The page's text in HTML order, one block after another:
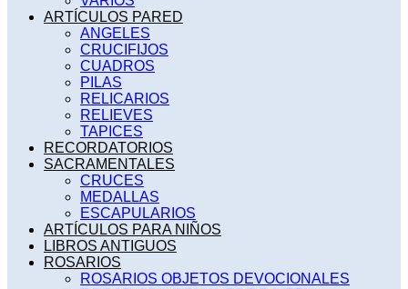
ARTÍCULOS PARED
ANGELES
CRUCIFIJOS
CUADROS
PILAS
RELICARIOS
RELIEVES
TAPICES
RECORDATORIOS
SACRAMENTALES
CRUCES
MEDALLAS
ESCAPULARIOS
ARTÍCULOS PARA NIÑOS
LIBROS ANTIGUOS
ROSARIOS
ROSARIOS OBJETOS DEVOCIONALES